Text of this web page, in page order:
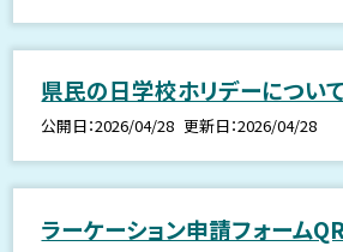
県民の日学校ホリデーについ
公開日 2026/04/28 更新日 2026/04/28
ラーケーション申請フォーム